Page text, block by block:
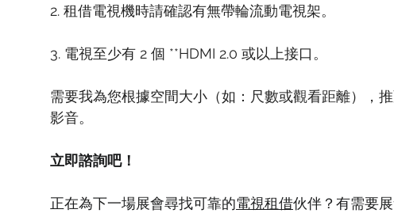
2. 租借電視機時請確認有無帶輪流動電視架。
3. 電視至少有 2 個 **HDMI 2.0 或以上接口。
需要我為您根據空間大小（如：尺數或觀看距離），
影音。
立即諮詢吧！
正在為下一場展會尋找可靠的電視租借伙伴？有需要